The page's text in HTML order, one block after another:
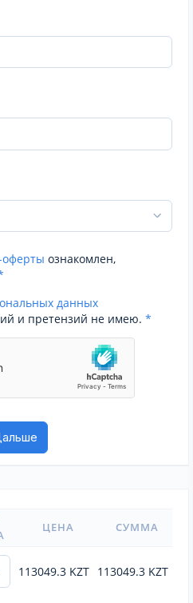
оферты ознакомлен,
данных
и претензий не имею. *
ЦЕНА СУММА
113049.3 KZT 113049.3 KZT